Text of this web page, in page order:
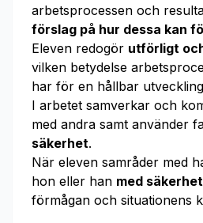
arbetsprocessen och
förslag på hur dessa kan
Eleven redogör utförligt
vilken betydelse
har för en hållbar
I arbetet samverkar och
med andra samt använder
säkerhet.
När eleven samråder med
hon eller han med säkerhet
förmågan och situationens